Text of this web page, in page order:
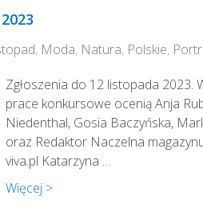
, Moda, Natura, Polskie,
Zgłoszenia do 12 listopada 2023.
prace konkursowe ocenią Anja
Niedenthal, Gosia Baczyńska,
oraz Redaktor Naczelna
viva.pl Katarzyna …
Więcej >